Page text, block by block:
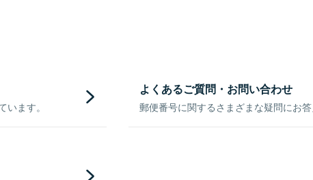
ます。
よくあるご質問・お問い合わせ
郵便番号に関するさまざまな疑問にお答